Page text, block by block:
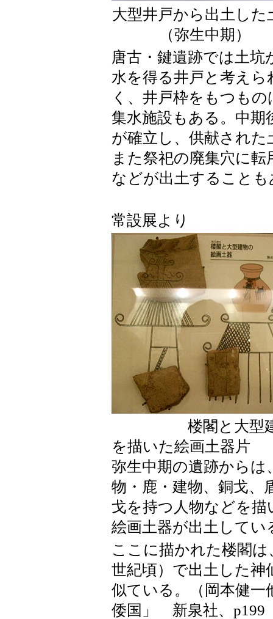
大型井戸から出土した
（弥生中期）
唐古・鍵遺跡では土
水を得る井戸と考え
く、井戸枠をもつも
集水施設もある。中期
が確立し、供献され
また祭祀の廃集穴に
などが出土することも
常設展より
楼閣と大型建
を描いた絵画土器片
弥生中期の遺跡からは
物・鹿・建物、銅戈、
戈を持つ人物などを描
絵画土器が出土してい
ここに描かれた楼閣
世紀頃）で出土した神
似ている。（岡本健一
倭国」 新泉社、